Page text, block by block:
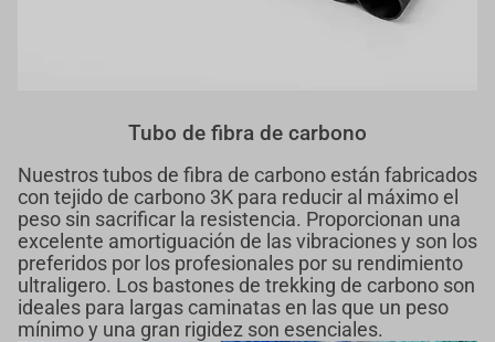
Tubo de fibra de carbono
Nuestros tubos de fibra de carbono están fabricados
con tejido de carbono 3K para reducir al máximo el
peso sin sacrificar la resistencia. Proporcionan una
excelente amortiguación de las vibraciones y son los
preferidos por los profesionales por su rendimiento
ultraligero. Los bastones de trekking de carbono son
ideales para largas caminatas en las que un peso
mínimo y una gran rigidez son esenciales.